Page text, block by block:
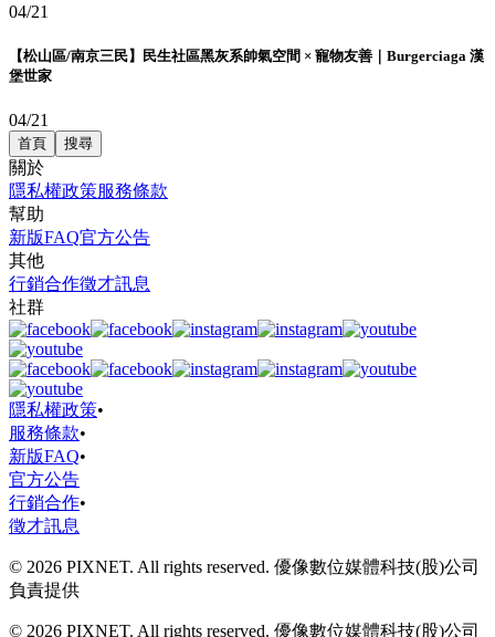
04/21
【松山區/南京三民】民生社區黑灰系帥氣空間 × 寵物友善｜Burgerciaga 漢
堡世家
04/21
首頁 搜尋
關於
隱私權政策服務條款
幫助
新版FAQ官方公告
其他
行銷合作徵才訊息
社群
隱私權政策•
服務條款•
新版FAQ•
官方公告
行銷合作•
徵才訊息
© 2026 PIXNET. All rights reserved. 優像數位媒體科技(股)公司
負責提供
© 2026 PIXNET. All rights reserved. 優像數位媒體科技(股)公司